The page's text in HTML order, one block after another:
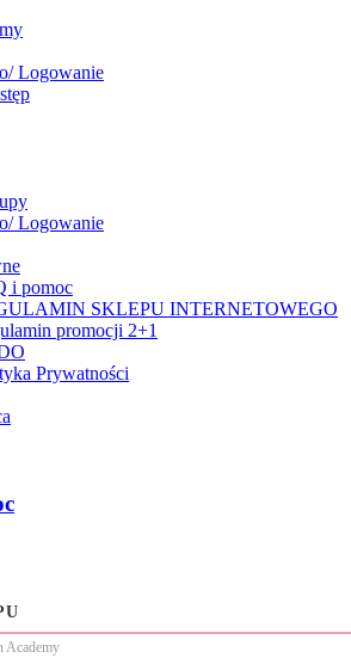
Logowanie
Logowanie
i pomoc
SKLEPU INTERNETOWEGO
promocji 2+1
Prywatności
Academy